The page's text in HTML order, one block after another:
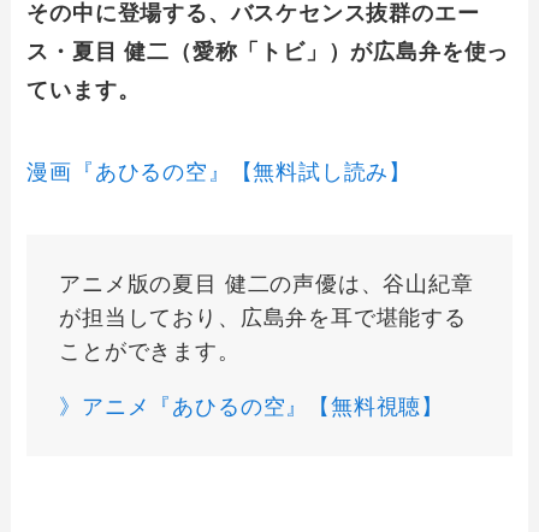
その中に登場する、バスケセンス抜群のエー
ス・夏目 健二（愛称「トビ」）が広島弁を使っ
ています。
漫画『あひるの空』【無料試し読み】
アニメ版の夏目 健二の声優は、谷山紀章
が担当しており、広島弁を耳で堪能する
ことができます。
》アニメ『あひるの空』【無料視聴】